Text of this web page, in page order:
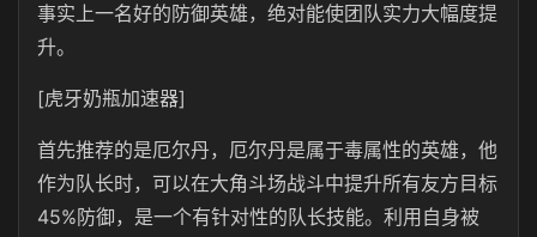
事实上一名好的防御英雄，绝对能使团队实力大幅度提
升。
[虎牙奶瓶加速器]
首先推荐的是厄尔丹，厄尔丹是属于毒属性的英雄，他
作为队长时，可以在大角斗场战斗中提升所有友方目标
45%防御，是一个有针对性的队长技能。利用自身被